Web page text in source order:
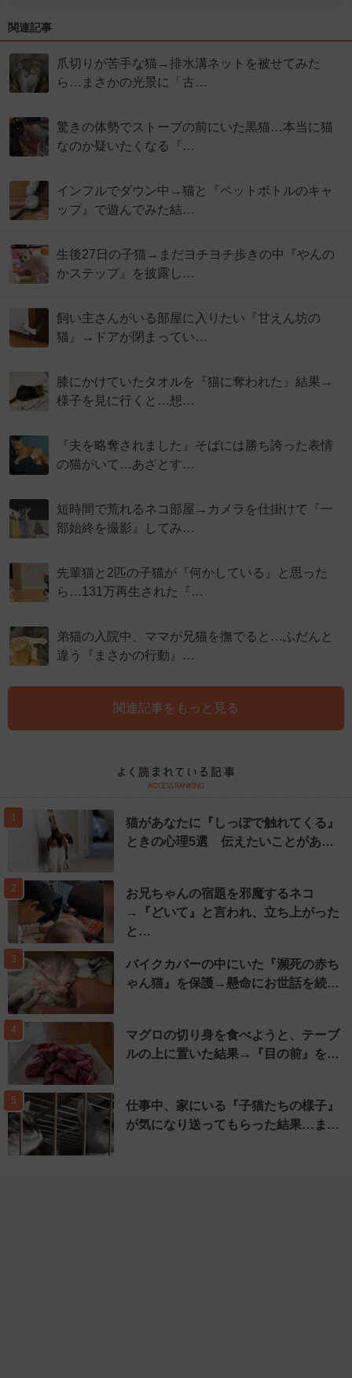
関連記事
爪切りが苦手な猫→排水溝ネットを被せてみた
ら…まさかの光景に「古…
驚きの体勢でストーブの前にいた黒猫…本当に猫
なのか疑いたくなる『…
インフルでダウン中→猫と『ペットボトルのキャ
ップ』で遊んでみた結…
生後27日の子猫→まだヨチヨチ歩きの中『やんの
かステップ』を披露し…
飼い主さんがいる部屋に入りたい『甘えん坊の
猫』→ドアが閉まってい…
膝にかけていたタオルを『猫に奪われた』結果→
様子を見に行くと…想…
『夫を略奪されました』そばには勝ち誇った表情
の猫がいて…あざとす…
短時間で荒れるネコ部屋→カメラを仕掛けて『一
部始終を撮影』してみ…
先輩猫と2匹の子猫が『何かしている』と思った
ら…131万再生された『…
弟猫の入院中、ママが兄猫を撫でると…ふだんと
違う『まさかの行動』…
関連記事をもっと見る
1
猫があなたに『しっぽで触れてくる』
ときの心理5選 伝えたいことがあ…
2
お兄ちゃんの宿題を邪魔するネコ
→『どいて』と言われ、立ち上がった
と…
3
バイクカバーの中にいた『瀕死の赤ち
ゃん猫』を保護→懸命にお世話を続…
4
マグロの切り身を食べようと、テーブ
ルの上に置いた結果→『目の前』を…
5
仕事中、家にいる『子猫たちの様子』
が気になり送ってもらった結果…ま…